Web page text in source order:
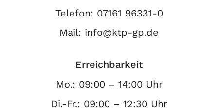
Telefon: 07161 96331-0
Mail: info@ktp-gp.de
Erreichbarkeit
Mo.: 09:00 – 14:00 Uhr
Di.-Fr.: 09:00 – 12:30 Uhr